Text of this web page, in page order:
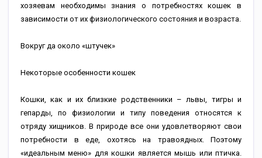
хозяевам необходимы знания о потребностях кошек в
зависимости от их физиологического состояния и возраста.
Вокруг да около «штучек»
Некоторые особенности кошек
Кошки, как и их близкие родственники – львы, тигры и
гепарды, по физиологии и типу поведения относятся к
отряду хищников. В природе все они удовлетворяют свои
потребности в еде, охотясь на травоядных. Поэтому
«идеальным меню» для кошки является мышь или птичка.